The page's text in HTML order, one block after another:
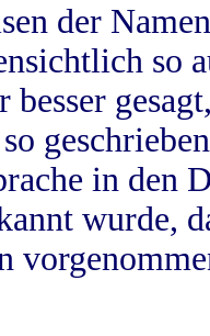
der
so
besser
in
wurde,